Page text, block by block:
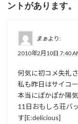
ントがあります。
まぁ より:
2010年2月10日 7:40
何気に初コメ失礼
私も昨日はサイコ
本当にぽかぽか陽
11日おもしろ荘バ
す[E:delicious]